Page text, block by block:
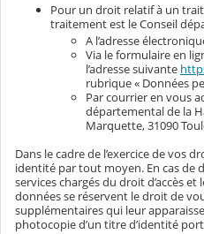
Pour un droit relatif à un
traitement est le Conseil
A l’adresse
Via le formulaire en
l’adresse suivante
rubrique « Données
Par courrier en vous
départemental de la
Marquette, 31090
Dans le cadre de l’exercice de vos
identité par tout moyen. En cas de
services chargés du droit d’accès
données se réservent le droit de
supplémentaires qui leur
photocopie d’un titre d’identité